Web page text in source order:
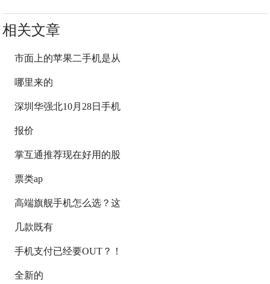
相关文章
市面上的苹果二手机是从
哪里来的
深圳华强北10月28日手机
报价
掌互通推荐现在好用的股
票类ap
高端旗舰手机怎么选？这
几款既有
手机支付已经要OUT？！
全新的